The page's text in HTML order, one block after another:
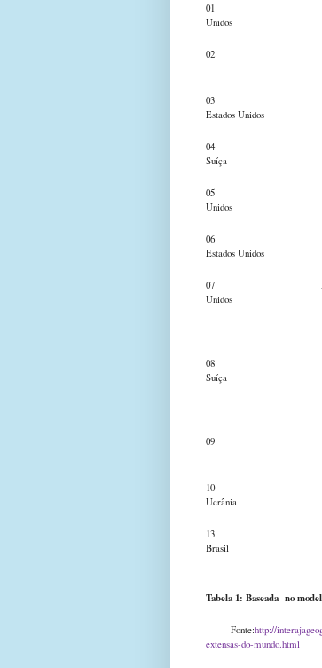
01
Unidos
02
03
Estados
04
Suíça
05
Unidos
06
Estados
07
Unidos
Cave
08
Suíça
hohgant-
09 Sistema
10
13 Toca
Brasil
Tabela 1: Baseada no
Fonte:http://
extensas-do-mundo.html